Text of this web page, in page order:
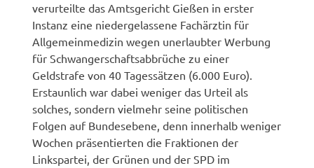
verurteilte das Amtsgericht Gießen in erster
Instanz eine niedergelassene Fachärztin für
Allgemeinmedizin wegen unerlaubter Werbung
für Schwangerschaftsabbrüche zu einer
Geldstrafe von 40 Tagessätzen (6.000 Euro).
Erstaunlich war dabei weniger das Urteil als
solches, sondern vielmehr seine politischen
Folgen auf Bundesebene, denn innerhalb weniger
Wochen präsentierten die Fraktionen der
Linkspartei, der Grünen und der SPD im